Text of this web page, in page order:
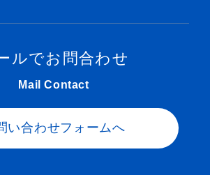
ルでお問合わせ
Mail Contact
い合わせフォームへ